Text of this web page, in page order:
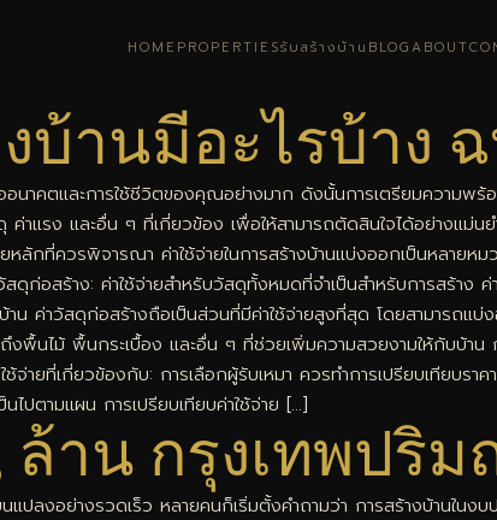
HOME PROPERTIESรับสร้างบ้าน BLOGABOUT
บ้านมีอะไรบ้าง
าคตและการใช้ชีวิตของคุณอย่างมาก ดังนั้นการเตรียมความพร้
แรง และอื่น ๆ ที่เกี่ยวข้อง เพื่อให้สามารถตัดสินใจได้อย่างแม่น
ยหลักที่ควรพิจารณา ค่าใช้จ่ายในการสร้างบ้านแบ่งออกเป็นหล
ก่อสร้าง: ค่าใช้จ่ายสำหรับวัสดุทั้งหมดที่จำเป็นสำหรับการสร้าง
าน ค่าวัสดุก่อสร้างถือเป็นส่วนที่มีค่าใช้จ่ายสูงที่สุด โดยสามารถ
ไม้ พื้นกระเบื้อง และอื่น ๆ ที่ช่วยเพิ่มความสวยงามให้กับบ้าน ก
ยที่เกี่ยวข้องกับ: การเลือกผู้รับเหมา ควรทำการเปรียบเทียบราค
ไปตามแผน การเปรียบเทียบค่าใช้จ่าย […]
ล้าน กรุงเทพปริ
ปลงอย่างรวดเร็ว หลายคนก็เริ่มตั้งคำถามว่า การสร้างบ้านใ